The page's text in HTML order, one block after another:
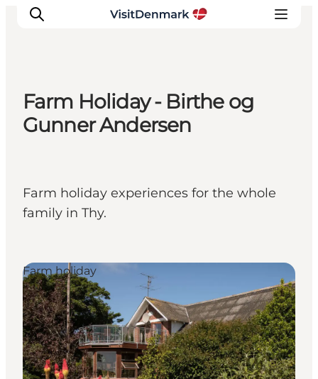
Ispirazioni
Pianifica il viaggio
Farm Holiday - Birthe og
Gunner Andersen
Farm holiday experiences for the whole
family in Thy.
Farm holiday